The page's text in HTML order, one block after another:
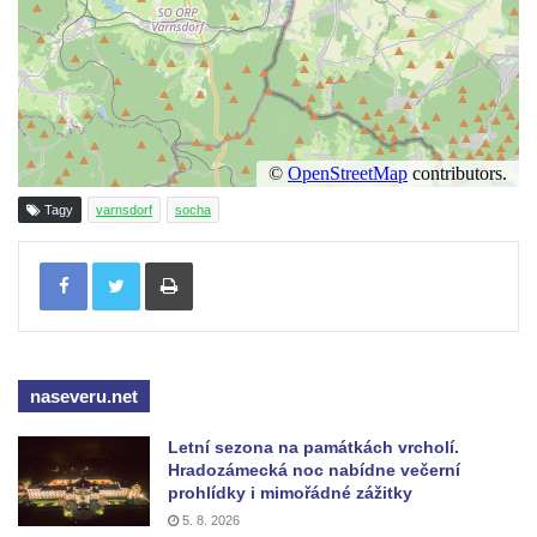
Křížové cesty na Křížovém vrchu ve
Frýdlantu
Sousoší svatého Víta, svatého Jana
Nepomuckého a svatého Václava v Děčíně
na Staroměstském mostě
Torzo pomníku Filipa Kinského u kaple
svatého Jana Nepomuckého ve Sloupu v
Reliéf na průčelí obchodního domu čp. 849
průčelí Hornického domu v Sokolově
Pomník v expozici Hornického muzea
Krásno
Pomník Mistra Jana Husa na Husově
Tagy varnsdorf socha
Tisknout
naseveru.net
Letní sezona na památkách vrcholí.
Hradozámecká noc nabídne večerní
prohlídky i mimořádné zážitky
5. 8. 2026